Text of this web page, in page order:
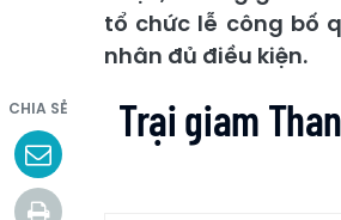
tổ chức lễ công bố
nhân đủ điều kiện.
CHIA SẺ
Trại giam